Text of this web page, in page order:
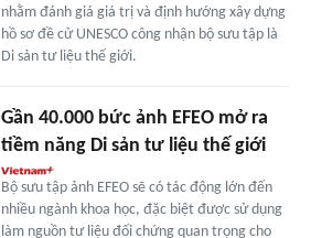
nhằm đánh giá giá trị và định hướng xây dựng
hồ sơ đề cử UNESCO công nhận bộ sưu tập là
Di sản tư liệu thế giới.
Gần 40.000 bức ảnh EFEO mở ra
tiềm năng Di sản tư liệu thế giới
Bộ sưu tập ảnh EFEO sẽ có tác động lớn đến
nhiều ngành khoa học, đặc biệt được sử dụng
làm nguồn tư liệu đối chứng quan trọng cho